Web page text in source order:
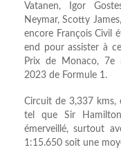
Vatanen, Igor
Neymar, Scotty
encore François Civil
end pour assister à
Prix de Monaco, 7e
2023 de Formule 1.
Circuit de 3,337 kms,
tel que Sir
émerveillé, surtout
1:15.650 soit une